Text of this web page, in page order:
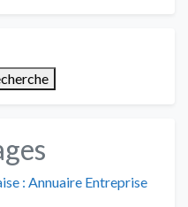
: Annuaire Entreprise